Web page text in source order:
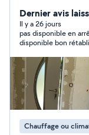
plus de 20 ans En passant par les choses les plus
simples aux plus
entière satisfaction
d'électronique et
meubles en tout
Dernier avis
Il y a 26 jours
pas disponible en
Chauffage ou